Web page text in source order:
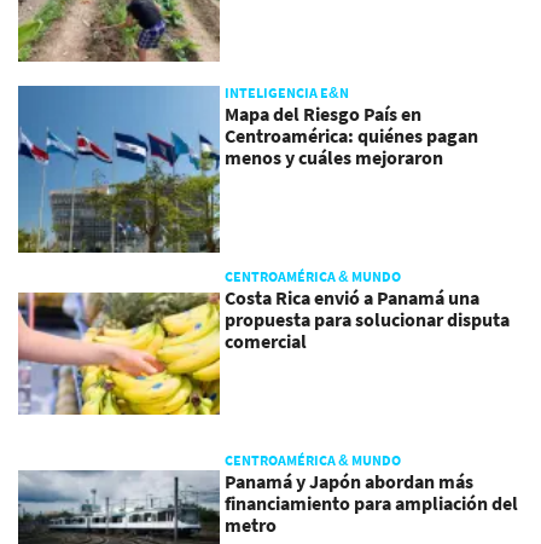
INTELIGENCIA E&N
Mapa del Riesgo País en
Centroamérica: quiénes pagan
menos y cuáles mejoraron
CENTROAMÉRICA & MUNDO
Costa Rica envió a Panamá una
propuesta para solucionar disputa
comercial
CENTROAMÉRICA & MUNDO
Panamá y Japón abordan más
financiamiento para ampliación del
metro